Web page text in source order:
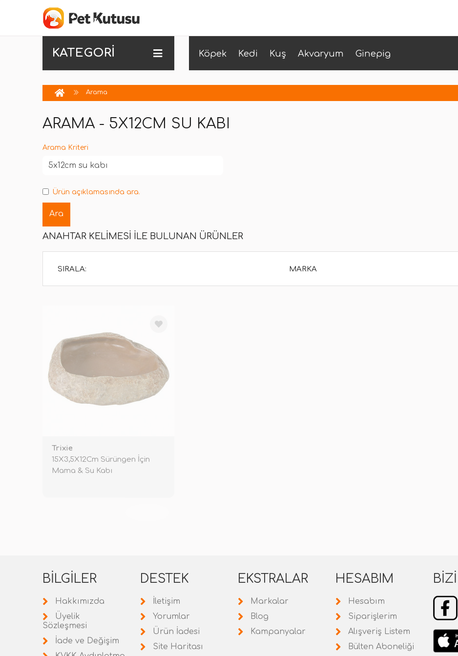
KATEGORİ Köpek Kedi Kuş Akvaryum Ginepig
Arama
ARAMA - 5X12CM SU KABI
Arama Kriteri
Ürün açıklamasında ara.
ANAHTAR KELIMESI ILE BULUNAN ÜRÜNLER
SIRALA: MARKA
Trixie
15X3,5X12Cm Sürüngen İçin
Mama & Su Kabı
BILGILER
Hakkımızda
Üyelik
Sözleşmesi
İade ve Değişim
DESTEK
İletişim
Yorumlar
Ürün İadesi
Site Haritası
EKSTRALAR
Markalar
Blog
Kampanyalar
HESABIM
Hesabım
Siparişlerim
Alışveriş Listem
Bülten Aboneliği